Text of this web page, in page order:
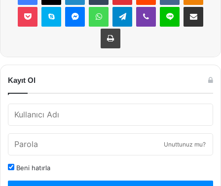
Pocket Skype MessengerWhatsAppTelegramViber Line E-Posta ile
Yazdır
Kayıt Ol
Unuttunuz mu?
Beni hatırla